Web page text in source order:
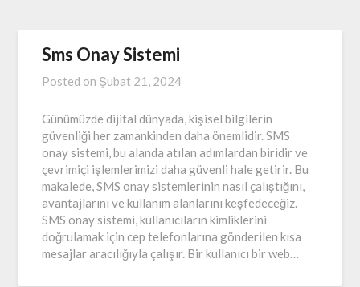
Sms Onay Sistemi
Posted on Şubat 21, 2024
Günümüzde dijital dünyada, kişisel bilgilerin
güvenliği her zamankinden daha önemlidir. SMS
onay sistemi, bu alanda atılan adımlardan biridir ve
çevrimiçi işlemlerimizi daha güvenli hale getirir. Bu
makalede, SMS onay sistemlerinin nasıl çalıştığını,
avantajlarını ve kullanım alanlarını keşfedeceğiz.
SMS onay sistemi, kullanıcıların kimliklerini
doğrulamak için cep telefonlarına gönderilen kısa
mesajlar aracılığıyla çalışır. Bir kullanıcı bir web…